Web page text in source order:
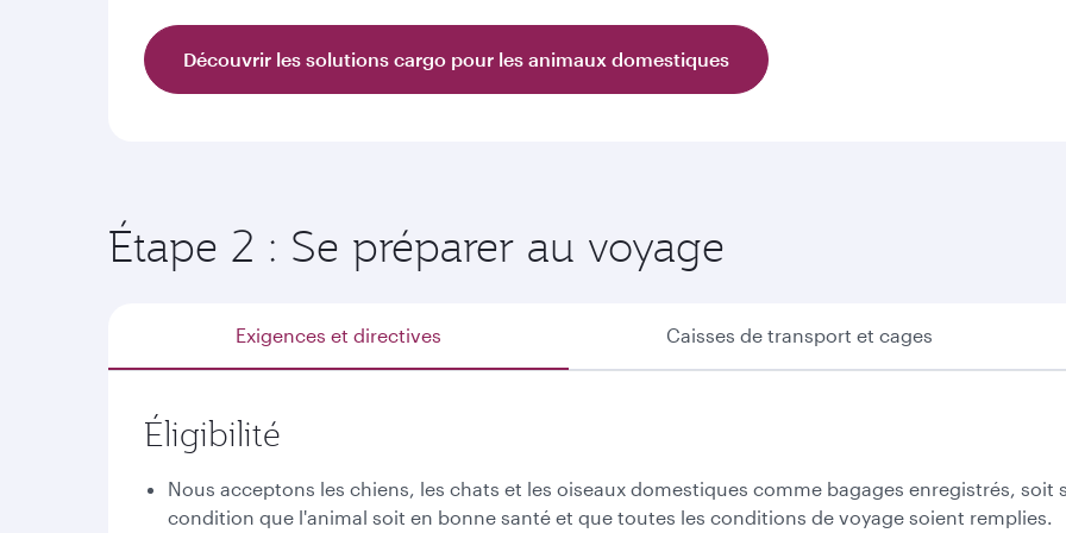
Découvrir les solutions cargo pour les animaux domestiques
Étape 2 : Se préparer au voyage
Exigences et directives Caisses de transport et cages
Éligibilité
Nous acceptons les chiens, les chats et les oiseaux domestiques comme bagages enregistrés,
condition que l'animal soit en bonne santé et que toutes les conditions de voyage soient remplies.